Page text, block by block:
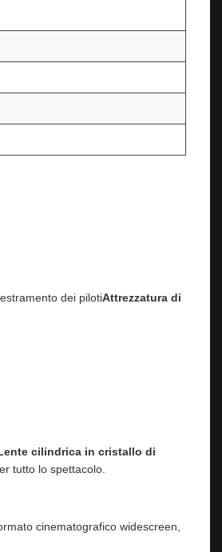
dei pilotiAttrezzatura di
cilindrica in cristallo di
tutto lo spettacolo.
cinematografico widescreen,